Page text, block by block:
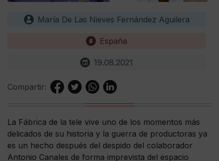
María De Las Nieves Fernández Aguilera
España
19.08.2021
Compartir:
La Fábrica de la tele vive uno de los momentos más
delicados de su historia y la guerra de productoras ya
es un hecho después del despido del colaborador
Antonio Canales de forma imprevista del espacio